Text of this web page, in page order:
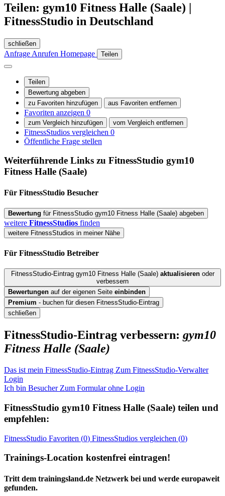
Teilen: gym10 Fitness Halle (Saale) |
FitnessStudio in Deutschland
schließen
Anfrage Anrufen Homepage Teilen
Teilen
Bewertung abgeben
zu Favoriten hinzufügen
aus Favoriten entfernen
Favoriten anzeigen 0
zum Vergleich hinzufügen vom Vergleich entfernen
FitnessStudios vergleichen 0
Öffentliche Frage stellen
Weiterführende Links zu FitnessStudio gym10
Fitness Halle (Saale)
Für FitnessStudio Besucher
Bewertung für FitnessStudio gym10 Fitness Halle (Saale) abgeben
weitere FitnessStudios finden
weitere FitnessStudios in meiner Nähe
Für FitnessStudio Betreiber
FitnessStudio-Eintrag gym10 Fitness Halle (Saale) aktualisierenoder
verbessern
Bewertungen auf der eigenen Seite einbinden
Premium - buchen für diesen FitnessStudio-Eintrag
schließen
FitnessStudio-Eintrag verbessern: gym10
Fitness Halle (Saale)
Das ist mein FitnessStudio-Eintrag Zum FitnessStudio-Verwalter
Login
Ich bin Besucher Zum Formular ohne Login
FitnessStudio gym10 Fitness Halle (Saale) teilen und
empfehlen:
FitnessStudio Favoriten (0) FitnessStudios vergleichen (0)
Trainings-Location kostenfrei eintragen!
Tritt dem trainingsland.de Netzwerk bei und werde europaweit
gefunden.